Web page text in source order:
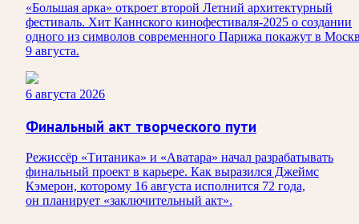
«Большая арка» откроет второй Летний архитектурный
фестиваль. Хит Каннского кинофестиваля-2025 о создании
одного из символов современного Парижа покажут в
9 августа.
6 августа 2026
Финальный акт творческого пути
Режиссёр «Титаника» и «Аватара» начал разрабатывать
финальный проект в карьере. Как выразился Джеймс
Кэмерон, которому 16 августа исполнится 72 года,
он планирует «заключительный акт».